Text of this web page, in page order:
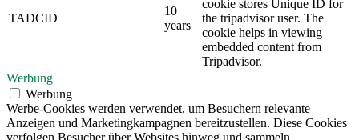
TADCID
10
years
cookie stores Unique ID for
the tripadvisor user. The
cookie helps in viewing
embedded content from
Tripadvisor.
Werbung
Werbung
Werbe-Cookies werden verwendet, um Besuchern relevante
Anzeigen und Marketingkampagnen bereitzustellen. Diese Cookies
verfolgen Besucher über Websites hinweg und sammeln